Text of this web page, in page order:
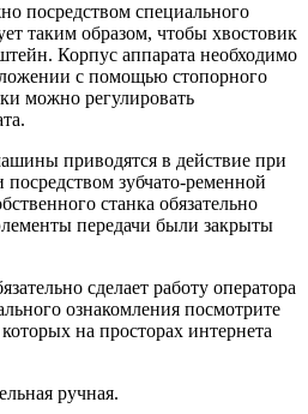
посредством специального
таким образом, чтобы хвостовик
Корпус аппарата необходимо
с помощью стопорного
можно регулировать
приводятся в действие при
зубчато-ременной
станка обязательно
передачи были закрыты
сделает работу оператора
ознакомления посмотрите
на просторах интернета
ручная.